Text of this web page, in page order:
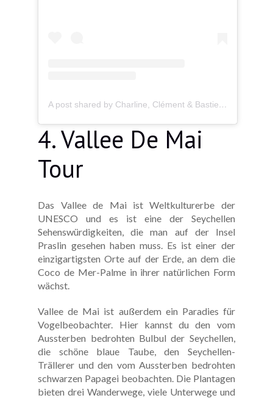
A post shared by Charline, Clément & Bastien (@1mondepour3)
4. Vallee De Mai
Tour
Das Vallee de Mai ist Weltkulturerbe der
UNESCO und es ist eine der Seychellen
Sehenswürdigkeiten, die man auf der Insel
Praslin gesehen haben muss. Es ist einer der
einzigartigsten Orte auf der Erde, an dem die
Coco de Mer-Palme in ihrer natürlichen Form
wächst.
Vallee de Mai ist außerdem ein Paradies für
Vogelbeobachter. Hier kannst du den vom
Aussterben bedrohten Bulbul der Seychellen,
die schöne blaue Taube, den Seychellen-
Trällerer und den vom Aussterben bedrohten
schwarzen Papagei beobachten. Die Plantagen
bieten drei Wanderwege, viele Unterwege und